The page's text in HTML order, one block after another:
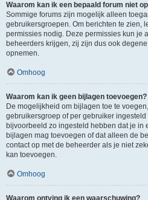
Waarom kan ik een bepaald forum niet
Sommige forums zijn mogelijk alleen
gebruikersgroepen. Om berichten te zien,
permissies nodig. Deze permissies kun je
beheerders krijgen, zij zijn dus ook
opnemen.
Omhoog
Waarom kan ik geen bijlagen toevoegen?
De mogelijkheid om bijlagen toe te
gebruikersgroep of per gebruiker
bijvoorbeeld zo ingesteld hebben dat je in
bijlagen mag toevoegen of dat alleen de
contact op met de beheerder als je niet
kan toevoegen.
Omhoog